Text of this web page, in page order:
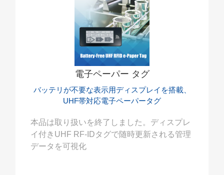
電子ペーパー タグ
バッテリが不要な表示用ディスプレイを搭載、
UHF帯対応電子ペーパータグ
本品は取り扱いを終了しました。ディスプレ
イ付きUHF RF-IDタグで随時更新される管理
データを可視化